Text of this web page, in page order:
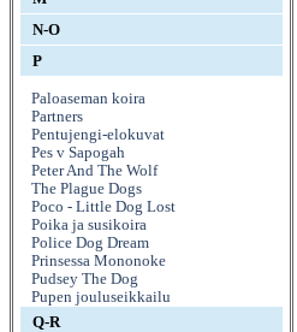
N-O
P
Paloaseman koira
Partners
Pentujengi-elokuvat
Pes v Sapogah
Peter And The Wolf
The Plague Dogs
Poco - Little Dog Lost
Poika ja susikoira
Police Dog Dream
Prinsessa Mononoke
Pudsey The Dog
Pupen jouluseikkailu
Q-R